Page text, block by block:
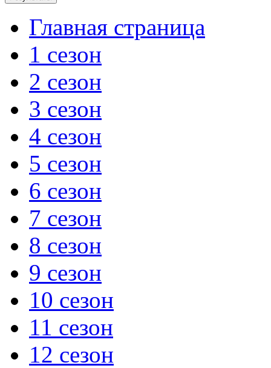
Главная страница
1 сезон
2 сезон
3 сезон
4 сезон
5 сезон
6 сезон
7 сезон
8 сезон
9 сезон
10 сезон
11 сезон
12 сезон